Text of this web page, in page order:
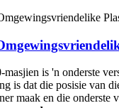
is 'n onderste
is dat die posisie van
maak en die onderste